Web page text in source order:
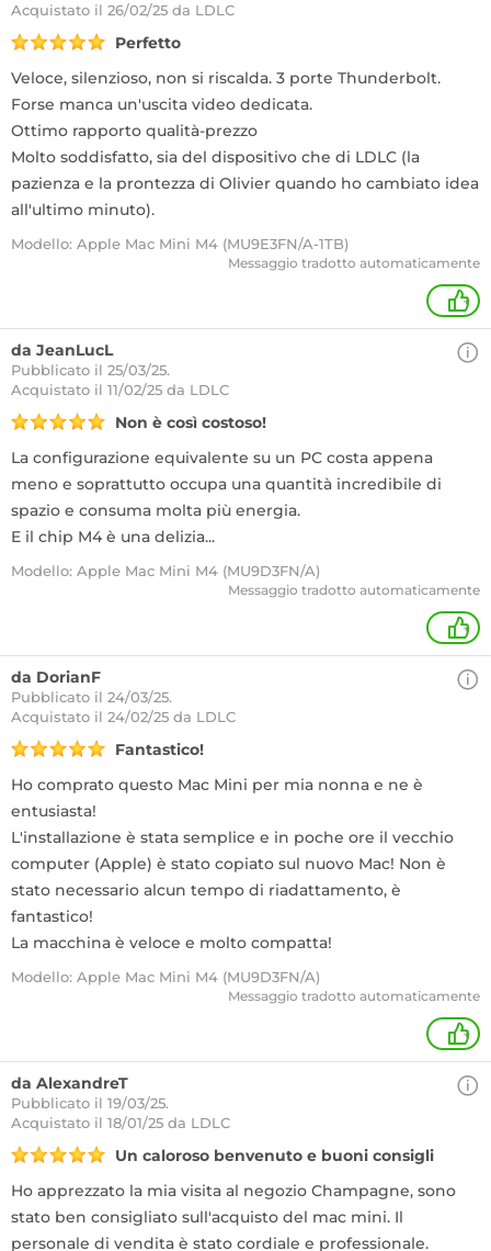
Acquistato il 26/02/25 da LDLC
Perfetto
Veloce, silenzioso, non si riscalda. 3 porte Thunderbolt.
Forse manca un'uscita video dedicata.
Ottimo rapporto qualità-prezzo
Molto soddisfatto, sia del dispositivo che di LDLC (la
pazienza e la prontezza di Olivier quando ho cambiato idea
all'ultimo minuto).
Modello: Apple Mac Mini M4 (MU9E3FN/A-1TB)
Messaggio tradotto automaticamente
+
da JeanLucL
Pubblicato il 25/03/25.
Acquistato il 11/02/25 da LDLC
Non è così costoso!
La configurazione equivalente su un PC costa appena
meno e soprattutto occupa una quantità incredibile di
spazio e consuma molta più energia.
E il chip M4 è una delizia...
Modello: Apple Mac Mini M4 (MU9D3FN/A)
Messaggio tradotto automaticamente
+
da DorianF
Pubblicato il 24/03/25.
Acquistato il 24/02/25 da LDLC
Fantastico!
Ho comprato questo Mac Mini per mia nonna e ne è
entusiasta!
L'installazione è stata semplice e in poche ore il vecchio
computer (Apple) è stato copiato sul nuovo Mac! Non è
stato necessario alcun tempo di riadattamento, è
fantastico!
La macchina è veloce e molto compatta!
Modello: Apple Mac Mini M4 (MU9D3FN/A)
Messaggio tradotto automaticamente
+
da AlexandreT
Pubblicato il 19/03/25.
Acquistato il 18/01/25 da LDLC
Un caloroso benvenuto e buoni consigli
Ho apprezzato la mia visita al negozio Champagne, sono
stato ben consigliato sull'acquisto del mac mini. Il
personale di vendita è stato cordiale e professionale.